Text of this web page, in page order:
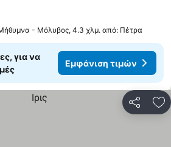
- Μόλυβος, 4.3 χλμ. από: Πέτρα
για να
Εμφάνιση τιμών